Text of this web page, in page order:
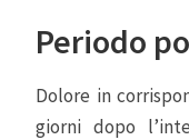
Periodo
Dolore in
giorni dopo